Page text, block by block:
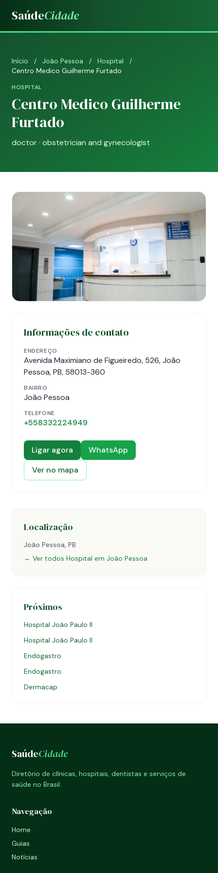
SaúdeCidade
Início / João Pessoa / Hospital
/
Centro Medico Guilherme Furtado
HOSPITAL
Centro Medico Guilherme
Furtado
doctor · obstetrician and gynecologist
Informações de contato
ENDEREÇO
Avenida Maximiano de Figueiredo, 526, João
Pessoa, PB, 58013-360
BAIRRO
João Pessoa
TELEFONE
+558332224949
Ligar agora
WhatsApp
Ver no mapa
Localização
João Pessoa, PB
← Ver todos Hospital em João Pessoa
Próximos
Hospital João Paulo II
Hospital João Paulo II
Endogastro
Endogastro
Dermacap
SaúdeCidade
Diretório de clínicas, hospitais, dentistas e serviços de
saúde no Brasil.
Navegação
Home
Guias
Notícias